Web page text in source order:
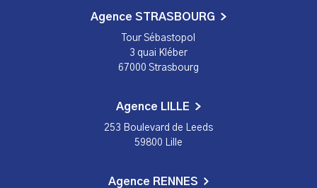
Agence STRASBOURG
Tour Sébastopol
3 quai Kléber
67000 Strasbourg
Agence LILLE
253 Boulevard de Leeds
59800 Lille
Agence RENNES